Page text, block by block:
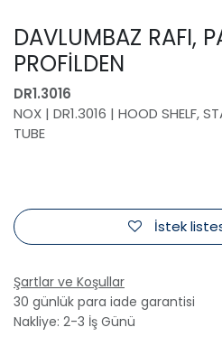
DAVLUMBAZ RAFI,
PROFİLDEN
DR1.3016
NOX | DR1.3016 | HOOD SHELF,
TUBE
İstek
Şartlar ve Koşullar
30 günlük para iade garantisi
Nakliye: 2-3 İş Günü